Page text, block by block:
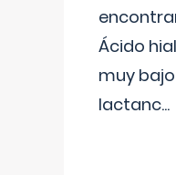
Ácido
muy
lactanc...